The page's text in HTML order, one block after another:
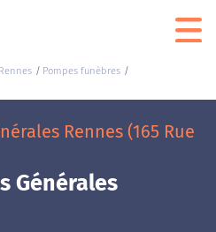
Rennes
Pompes funèbres
Rennes (165 Rue
Générales